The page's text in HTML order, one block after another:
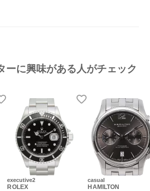
ーに興味がある人がチェック
executive2
ROLEX
casual
HAMILTON